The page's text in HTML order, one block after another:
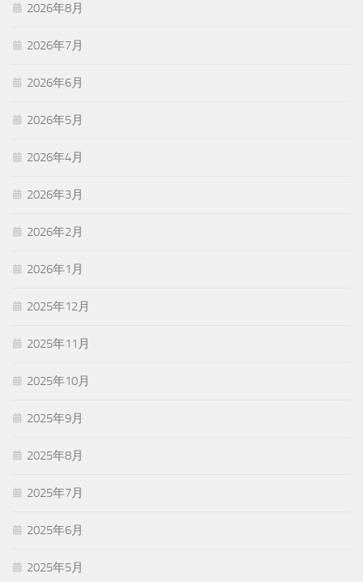
2026年8月
2026年7月
2026年6月
2026年5月
2026年4月
2026年3月
2026年2月
2026年1月
2025年12月
2025年11月
2025年10月
2025年9月
2025年8月
2025年7月
2025年6月
2025年5月